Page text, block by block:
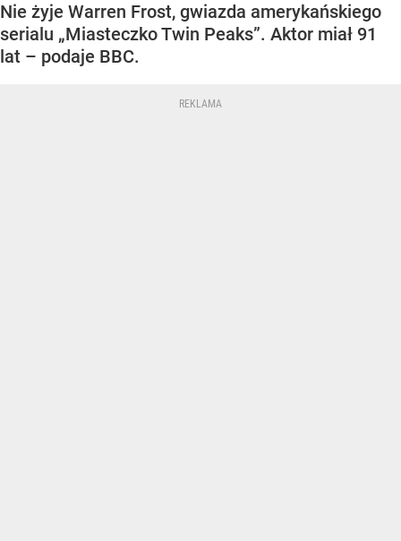
Nie żyje Warren Frost, gwiazda amerykańskiego
serialu „Miasteczko Twin Peaks”. Aktor miał 91
lat – podaje BBC.